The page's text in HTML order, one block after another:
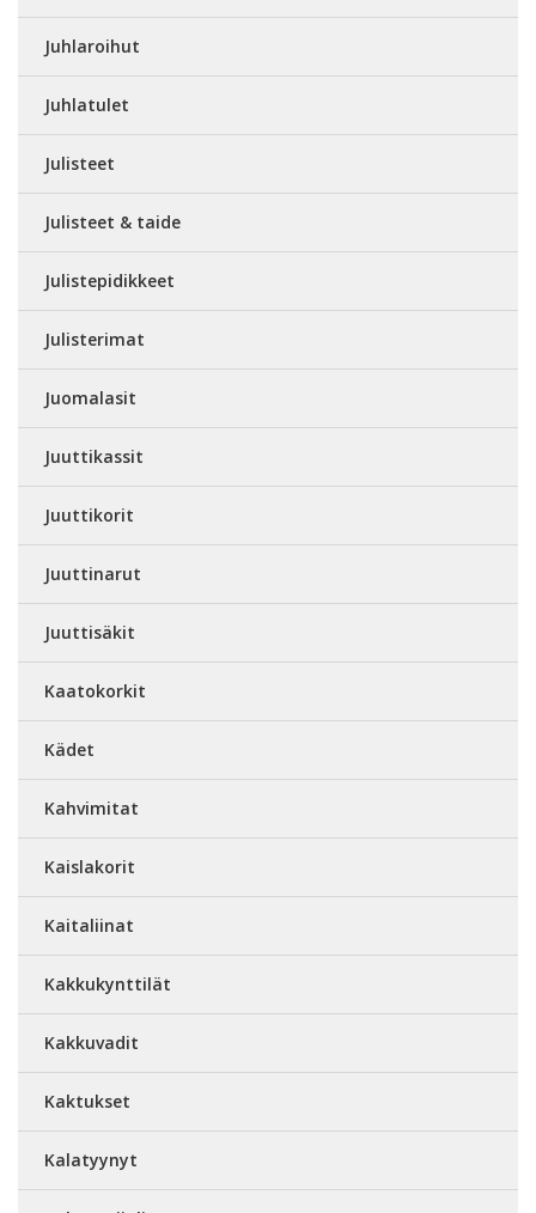
Juhlaroihut
Juhlatulet
Julisteet
Julisteet & taide
Julistepidikkeet
Julisterimat
Juomalasit
Juuttikassit
Juuttikorit
Juuttinarut
Juuttisäkit
Kaatokorkit
Kädet
Kahvimitat
Kaislakorit
Kaitaliinat
Kakkukynttilät
Kakkuvadit
Kaktukset
Kalatyynyt